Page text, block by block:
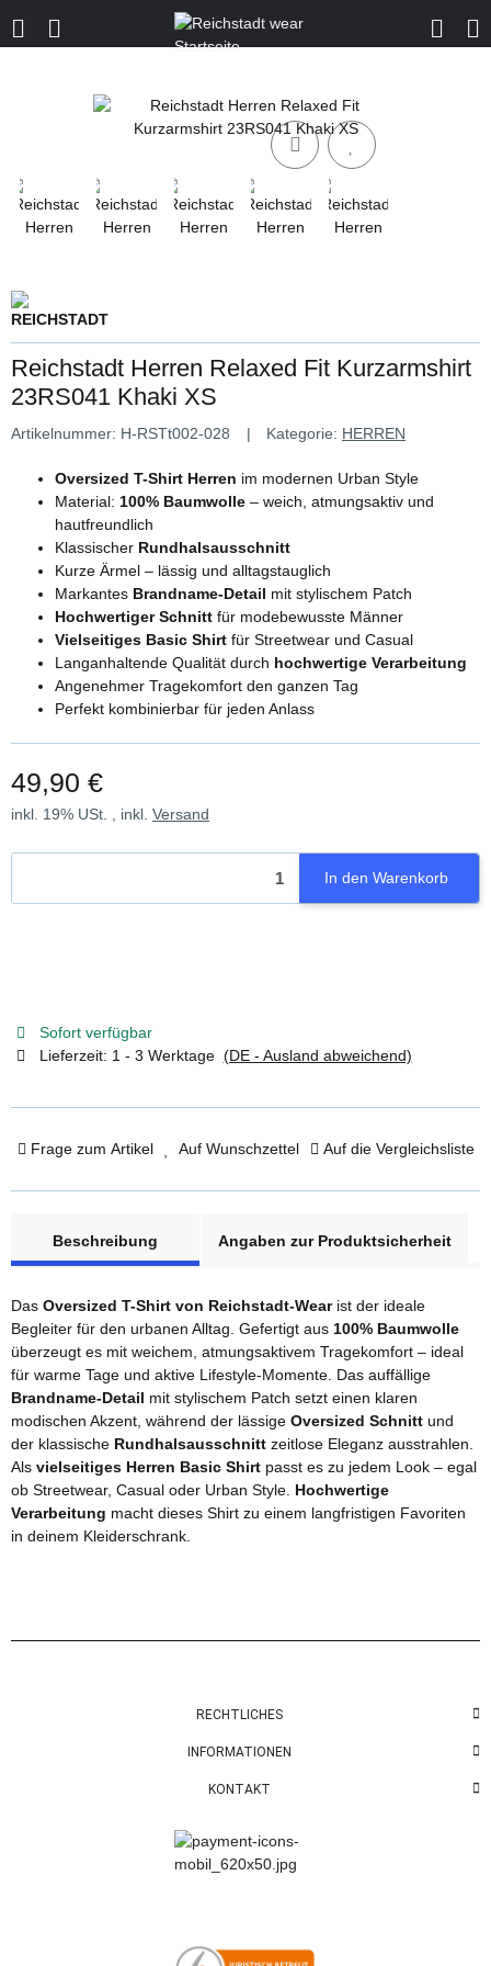
Reichstadt Herren Relaxed Fit Kurzarmshirt
23RS041 Khaki XS
Artikelnummer: H-RSTt002-028 Kategorie: HERREN
Oversized T-Shirt Herren im modernen Urban Style
Material: 100% Baumwolle – weich, atmungsaktiv und
hautfreundlich
Klassischer Rundhalsausschnitt
Kurze Ärmel – lässig und alltagstauglich
Markantes Brandname-Detail mit stylischem Patch
Hochwertiger Schnitt für modebewusste Männer
Vielseitiges Basic Shirt für Streetwear und Casual
Langanhaltende Qualität durch hochwertige Verarbeitung
Angenehmer Tragekomfort den ganzen Tag
Perfekt kombinierbar für jeden Anlass
49,90 €
inkl. 19% USt. , inkl. Versand
In den Warenkorb
Sofort verfügbar
Lieferzeit: 1 - 3 Werktage (DE - Ausland abweichend)
Frage zum Artikel Auf Wunschzettel Auf die Vergleichsliste
Beschreibung
Angaben zur Produktsicherheit
Das Oversized T-Shirt von Reichstadt-Wearist der ideale
Begleiter für den urbanen Alltag. Gefertigt aus 100% Baumwolle
überzeugt es mit weichem, atmungsaktivem Tragekomfort – ideal
für warme Tage und aktive Lifestyle-Momente. Das auffällige
Brandname-Detail mit stylischem Patch setzt einen klaren
modischen Akzent, während der lässige Oversized Schnitt und
der klassische Rundhalsausschnitt zeitlose Eleganz ausstrahlen.
Als vielseitiges Herren Basic Shirt passt es zu jedem Look – egal
ob Streetwear, Casual oder Urban Style. Hochwertige
Verarbeitung macht dieses Shirt zu einem langfristigen Favoriten
in deinem Kleiderschrank.
RECHTLICHES
INFORMATIONEN
KONTAKT